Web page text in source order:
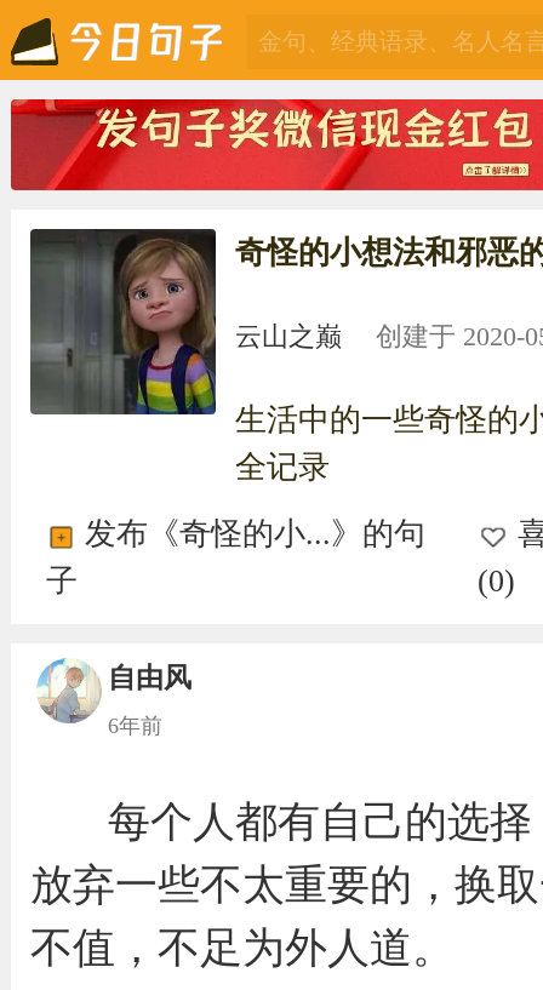
奇怪的小想法和邪恶
云山之巅 创建于 2020-
生活中的一些奇怪的
全记录
发布《奇怪的小...》的句
子
(0)
自由风
6年前
每个人都有自己的选
放弃一些不太重要的，换
不值，不足为外人道。